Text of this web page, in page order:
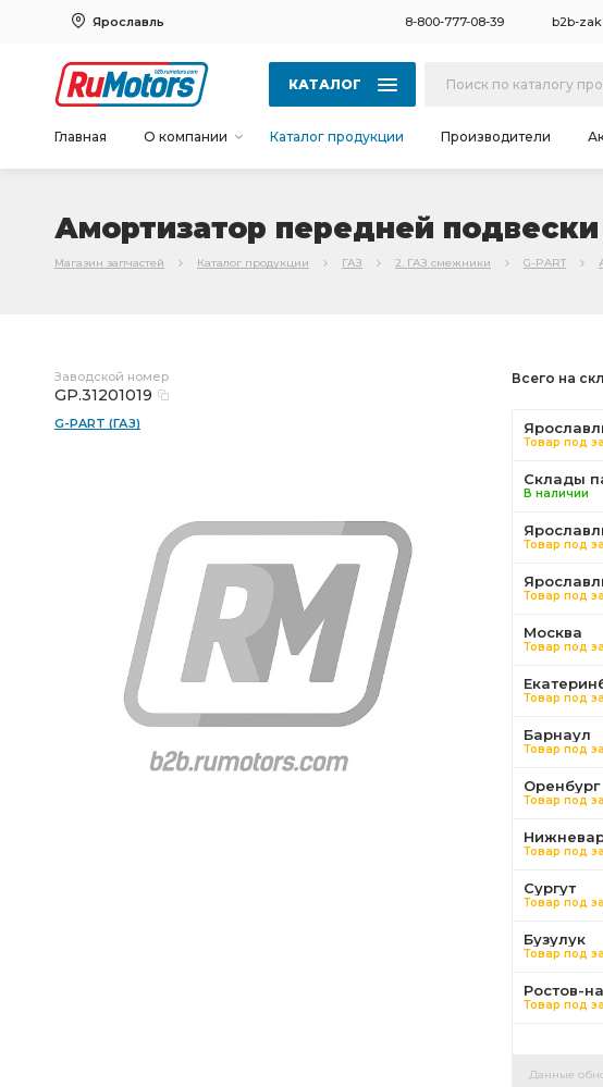
Ярославль 8-800-777-08-39 b2b-
КАТАЛОГ
Главная О компании Каталог продукции Производители
Амортизатор передней подвески
Магазин запчастей Каталог продукции ГАЗ 2. ГАЗ смежники G-PART
Заводской номер
GP.31201019
G-PART (ГАЗ)
Всего на
Товар под
Склады
В наличии
Товар под
Товар под
Москва
Товар под
Товар под
Барнаул
Товар под
Оренбург
Товар под
Товар под
Сургут
Товар под
Бузулук
Товар под
Ростов-
Товар под
Данные